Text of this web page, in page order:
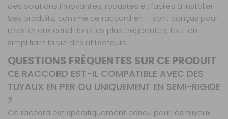
des solutions innovantes, robustes et faciles à installer.
Ses produits, comme ce raccord en T, sont conçus pour
résister aux conditions les plus exigeantes, tout en
simplifiant la vie des utilisateurs.
QUESTIONS FRÉQUENTES SUR CE PRODUIT
CE RACCORD EST-IL COMPATIBLE AVEC DES
TUYAUX EN PER OU UNIQUEMENT EN SEMI-RIGIDE
?
Ce raccord est spécifiquement conçu pour les tuyaux